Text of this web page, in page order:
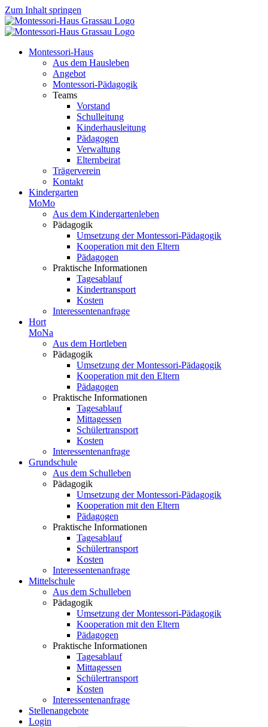
Zum Inhalt springen
Montessori-Haus
Aus dem Hausleben
Angebot
Montessori-Pädagogik
Teams
Vorstand
Schulleitung
Kinderhausleitung
Pädagogen
Verwaltung
Elternbeirat
Trägerverein
Kontakt
Kindergarten
MoMo
Aus dem Kindergartenleben
Pädagogik
Umsetzung der Montessori-Pädagogik
Kooperation mit den Eltern
Pädagogen
Praktische Informationen
Tagesablauf
Kindertransport
Kosten
Interessentenanfrage
Hort
MoNa
Aus dem Hortleben
Pädagogik
Umsetzung der Montessori-Pädagogik
Kooperation mit den Eltern
Pädagogen
Praktische Informationen
Tagesablauf
Mittagessen
Schülertransport
Kosten
Interessentenanfrage
Grundschule
Aus dem Schulleben
Pädagogik
Umsetzung der Montessori-Pädagogik
Kooperation mit den Eltern
Pädagogen
Praktische Informationen
Tagesablauf
Schülertransport
Kosten
Interessentenanfrage
Mittelschule
Aus dem Schulleben
Pädagogik
Umsetzung der Montessori-Pädagogik
Kooperation mit den Eltern
Pädagogen
Praktische Informationen
Tagesablauf
Mittagessen
Schülertransport
Kosten
Interessentenanfrage
Stellenangebote
Login